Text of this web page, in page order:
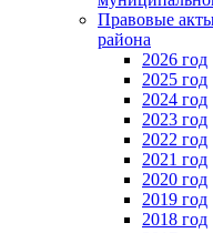
Правовые
района
2026 год
2025 год
2024 год
2023 год
2022 год
2021 год
2020 год
2019 год
2018 год